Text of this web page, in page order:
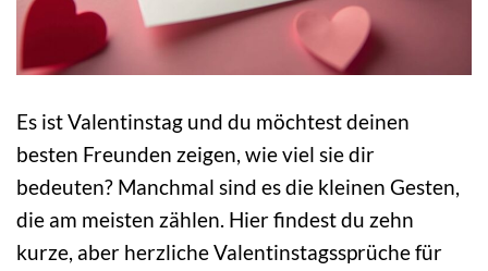
Es ist Valentinstag und du möchtest deinen
besten Freunden zeigen, wie viel sie dir
bedeuten? Manchmal sind es die kleinen Gesten,
die am meisten zählen. Hier findest du zehn
kurze, aber herzliche Valentinstagssprüche für